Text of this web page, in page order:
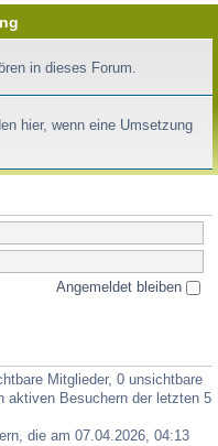
in dieses Forum.
hier, wenn eine Umsetzung
Angemeldet bleiben
Mitglieder, 0 unsichtbare
aktiven Besuchern der letzten 5
die am 07.04.2026, 04:13